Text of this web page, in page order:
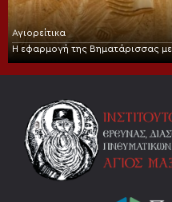
Αγιορείτικα
Η εφαρμογή της Βηματάρισσας με